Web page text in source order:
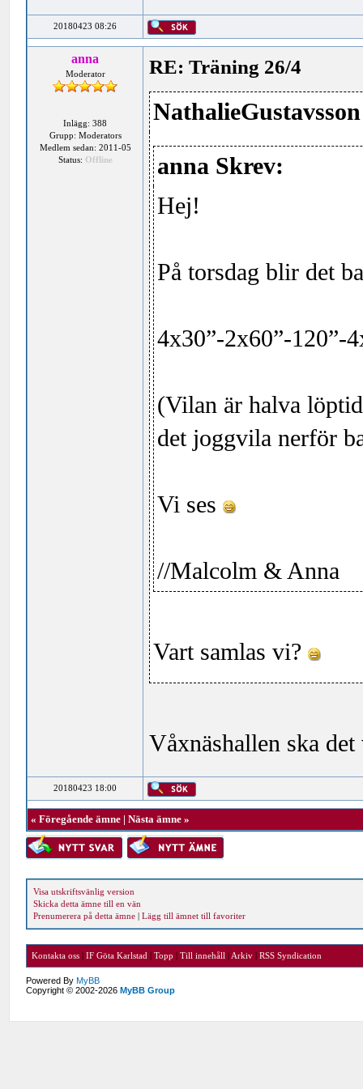
20180423 08:26
anna
Moderator
Inlägg: 388
Grupp: Moderators
Medlem sedan: 2011-05
Status: Offline
RE: Träning 26/4
anna Skrev:
Hej!
På torsdag blir det
4x30”-2x60”-120”-
(Vilan är halva
det joggvila nerför
Vi ses
//Malcolm & Anna
Vart samlas vi?
Våxnäshallen ska
20180423 18:00
«Föregående ämne |Nästa ämne »
Visa utskriftsvänlig version
Skicka detta ämne till en vän
Prenumerera på detta ämne |Lägg till ämnet till favoriter
Kontakta oss |IF Göta Karlstad |Topp |Till innehåll | Arkiv |RSS Syndication
Powered ByMyBB
Copyright © 2002-2026MyBB Group